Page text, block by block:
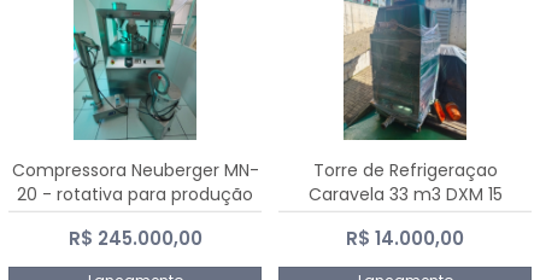
Compressora Neuberger MN-
20 - rotativa para produção
de comprimidos
R$ 245.000,00
Torre de Refrigeraçao
Caravela 33 m3 DXM 15
R$ 14.000,00